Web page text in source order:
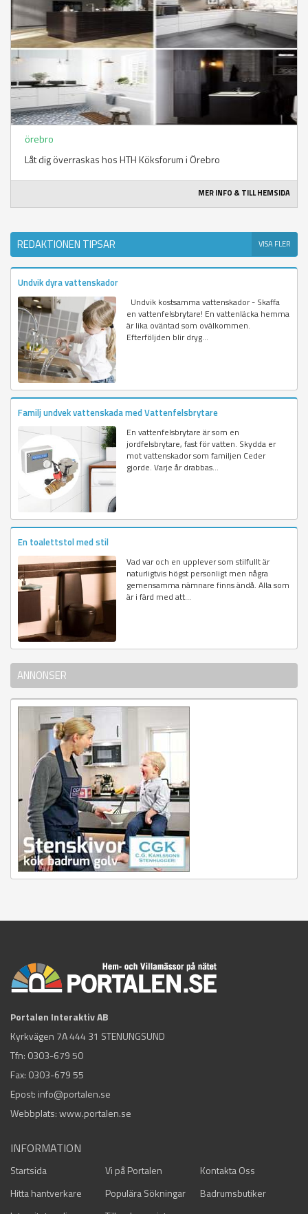
örebro
Låt dig överraskas hos HTH Köksforum i Örebro
MER INFO & TILL HEMSIDA
REDAKTIONEN TIPSAR VISA FLER
Undvik dyra vattenskador
Undvik kostsamma vattenskador - Skaffa
en vattenfelsbrytare! En vattenläcka hemma
är lika oväntad som ovälkommen.
Efterföljden blir dryg...
Familj undvek vattenskada med Vattenfelsbrytare
En vattenfelsbrytare är som en
jordfelsbrytare, fast för vatten. Skydda er
mot vattenskador som familjen Ceder
gjorde. Varje år drabbas...
En toalettstol med stil
Vad var och en upplever som stilfullt är
naturligtvis högst personligt men några
gemensamma nämnare finns ändå. Alla som
är i färd med att...
ANNONSER
Portalen Interaktiv AB
Kyrkvägen 7A 444 31 STENUNGSUND
Tfn: 0303-679 50
Fax: 0303-679 55
Epost: info@portalen.se
Webbplats: www.portalen.se
INFORMATION
Startsida Vi på Portalen
Kontakta Oss
Hitta hantverkare
Populära Sökningar
Badrumsbutiker